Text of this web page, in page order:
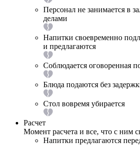
Персонал не занимается в
делами
Напитки своевременно
и предлагаются
Соблюдается оговоренная
Блюда подаются без
Стол вовремя убирается
Расчет
Момент расчета и все, что с ним
Напитки предлагаются